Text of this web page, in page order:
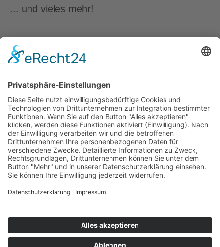
... und vieles mehr!
Wir freuen uns auf einen tollen Tag und
besonders auf euch!
Herzliche Grüße vom BiolandHof Engemann